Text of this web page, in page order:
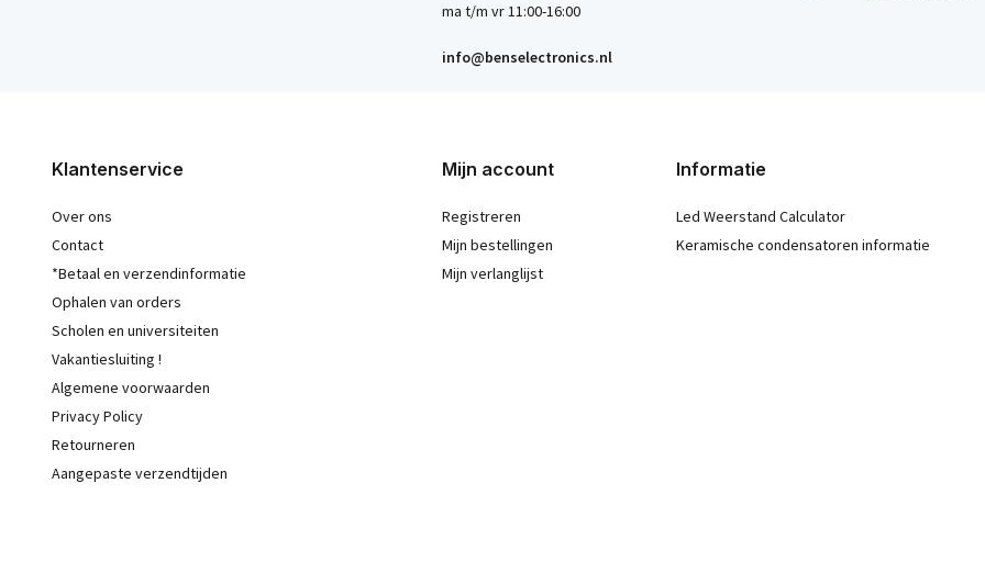
ma t/m vr 11:00-16:00
info@benselectronics.nl
Klantenservice
Over ons
Contact
*Betaal en verzendinformatie
Ophalen van orders
Scholen en universiteiten
Vakantiesluiting !
Algemene voorwaarden
Privacy Policy
Retourneren
Aangepaste verzendtijden
Mijn account
Registreren
Mijn bestellingen
Mijn verlanglijst
Informatie
Led Weerstand Calculator
Keramische condensatoren informatie